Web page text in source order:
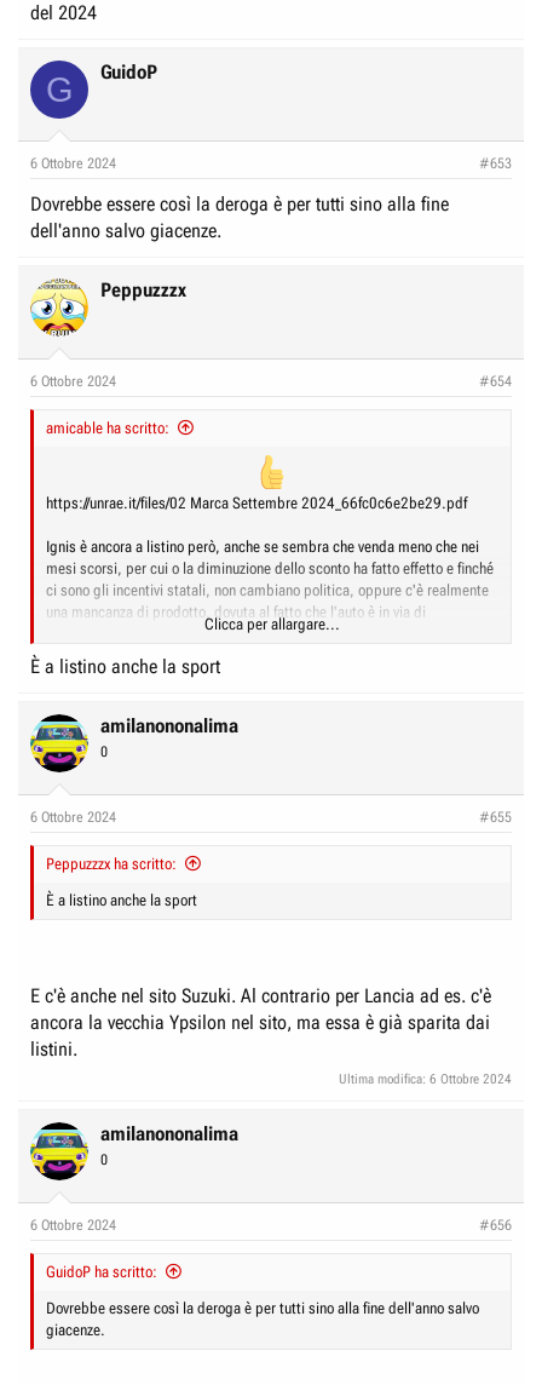
del 2024
G GuidoP
6 Ottobre 2024 #653
Dovrebbe essere così la deroga è per tutti sino alla fine
dell'anno salvo giacenze.
Peppuzzzx
6 Ottobre 2024 #654
amicable ha scritto:
https://unrae.it/files/02 Marca Settembre 2024_66fc0c6e2be29.pdf
Ignis è ancora a listino però, anche se sembra che venda meno che nei
mesi scorsi, per cui o la diminuzione dello sconto ha fatto effetto e finché
ci sono gli incentivi statali, non cambiano politica, oppure c'è realmente
una mancanza di prodotto, dovuta al fatto che l'auto è in via di
Vedi l'allegato 34596
Il listino di ottobre è aggiornato a giugno, ma se un modello non è più in
commercio, lo tolgono, come hanno già fatto con Fiat, Citroen e Lancia
ad es.
Clicca per allargare...
È a listino anche la sport
amilanononalima
0
6 Ottobre 2024 #655
Peppuzzzx ha scritto:
È a listino anche la sport
E c'è anche nel sito Suzuki. Al contrario per Lancia ad es. c'è
ancora la vecchia Ypsilon nel sito, ma essa è già sparita dai
listini.
Ultima modifica: 6 Ottobre 2024
amilanononalima
0
6 Ottobre 2024 #656
GuidoP ha scritto:
Dovrebbe essere così la deroga è per tutti sino alla fine dell'anno salvo
giacenze.